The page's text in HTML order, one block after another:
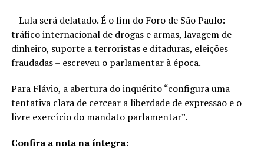
– Lula será delatado. É o fim do Foro de São Paulo:
tráfico internacional de drogas e armas, lavagem de
dinheiro, suporte a terroristas e ditaduras, eleições
fraudadas – escreveu o parlamentar à época.
Para Flávio, a abertura do inquérito “configura uma
tentativa clara de cercear a liberdade de expressão e o
livre exercício do mandato parlamentar”.
Confira a nota na íntegra: